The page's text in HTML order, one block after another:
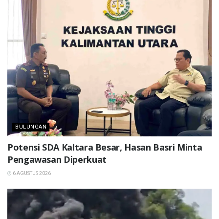
BULUNGAN
Potensi SDA Kaltara Besar, Hasan Basri Minta
Pengawasan Diperkuat
6 AGUSTUS 2026